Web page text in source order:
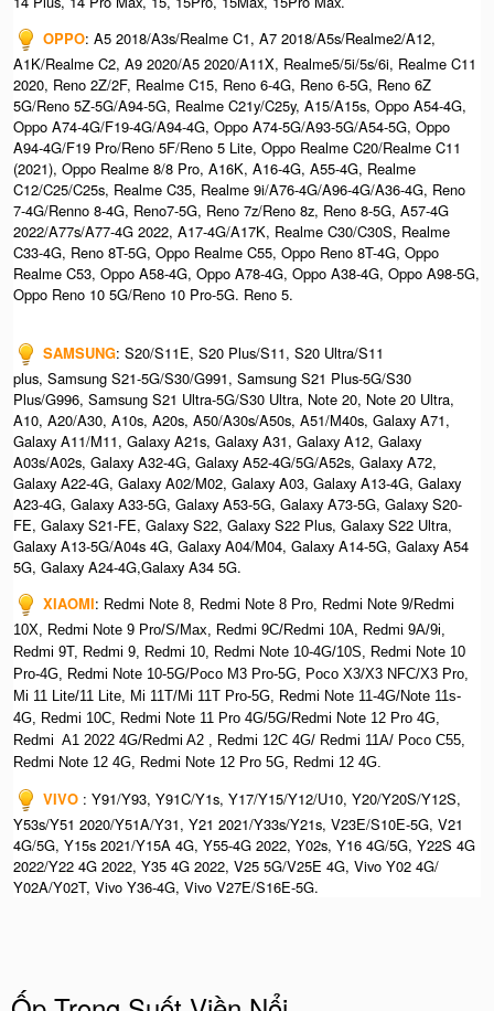
OPPO: A5 2018/A3s/Realme C1, A7 2018/A5s/Realme2/A12,
A1K/Realme C2, A9 2020/A5 2020/A11X, Realme5/5i/5s/6i, Realme C11
2020, Reno 2Z/2F, Realme C15, Reno 6-4G, Reno 6-5G, Reno 6Z
5G/Reno 5Z-5G/A94-5G, Realme C21y/C25y, A15/A15s, Oppo A54-4G,
Oppo A74-4G/F19-4G/A94-4G, Oppo A74-5G/A93-5G/A54-5G, Oppo
A94-4G/F19 Pro/Reno 5F/Reno 5 Lite, Oppo Realme C20/Realme C11
(2021), Oppo Realme 8/8 Pro, A16K, A16-4G, A55-4G, Realme
C12/C25/C25s, Realme C35, Realme 9i/A76-4G/A96-4G/A36-4G, Reno
7-4G/Renno 8-4G, Reno7-5G, Reno 7z/Reno 8z, Reno 8-5G, A57-4G
2022/A77s/A77-4G 2022, A17-4G/A17K, Realme C30/C30S, Realme
C33-4G, Reno 8T-5G, Oppo Realme C55, Oppo Reno 8T-4G, Oppo
Realme C53, Oppo A58-4G, Oppo A78-4G, Oppo A38-4G, Oppo A98-5G,
Oppo Reno 10 5G/Reno 10 Pro-5G. Reno 5.
SAMSUNG: S20/S11E, S20 Plus/S11, S20 Ultra/S11
plus, Samsung S21-5G/S30/G991, Samsung S21 Plus-5G/S30
Plus/G996, Samsung S21 Ultra-5G/S30 Ultra, Note 20, Note 20 Ultra,
A10, A20/A30, A10s, A20s, A50/A30s/A50s, A51/M40s, Galaxy A71,
Galaxy A11/M11, Galaxy A21s, Galaxy A31, Galaxy A12, Galaxy
A03s/A02s, Galaxy A32-4G, Galaxy A52-4G/5G/A52s, Galaxy A72,
Galaxy A22-4G, Galaxy A02/M02, Galaxy A03, Galaxy A13-4G, Galaxy
A23-4G, Galaxy A33-5G, Galaxy A53-5G, Galaxy A73-5G, Galaxy S20-
FE, Galaxy S21-FE, Galaxy S22, Galaxy S22 Plus, Galaxy S22 Ultra,
Galaxy A13-5G/A04s 4G, Galaxy A04/M04, Galaxy A14-5G, Galaxy A54
5G, Galaxy A24-4G,Galaxy A34 5G.
XIAOMI: Redmi Note 8, Redmi Note 8 Pro, Redmi Note 9/Redmi
10X, Redmi Note 9 Pro/S/Max, Redmi 9C/Redmi 10A, Redmi 9A/9i,
Redmi 9T, Redmi 9, Redmi 10, Redmi Note 10-4G/10S, Redmi Note 10
Pro-4G, Redmi Note 10-5G/Poco M3 Pro-5G, Poco X3/X3 NFC/X3 Pro,
Mi 11 Lite/11 Lite, Mi 11T/Mi 11T Pro-5G, Redmi Note 11-4G/Note 11s-
4G, Redmi 10C, Redmi Note 11 Pro 4G/5G/Redmi Note 12 Pro 4G,
Redmi A1 2022 4G/Redmi A2 , Redmi 12C 4G/ Redmi 11A/ Poco C55,
Redmi Note 12 4G, Redmi Note 12 Pro 5G, Redmi 12 4G.
VIVO : Y91/Y93, Y91C/Y1s, Y17/Y15/Y12/U10, Y20/Y20S/Y12S,
Y53s/Y51 2020/Y51A/Y31, Y21 2021/Y33s/Y21s, V23E/S10E-5G, V21
4G/5G, Y15s 2021/Y15A 4G, Y55-4G 2022, Y02s, Y16 4G/5G, Y22S 4G
2022/Y22 4G 2022, Y35 4G 2022, V25 5G/V25E 4G, Vivo Y02 4G/
Y02A/Y02T, Vivo Y36-4G, Vivo V27E/S16E-5G.